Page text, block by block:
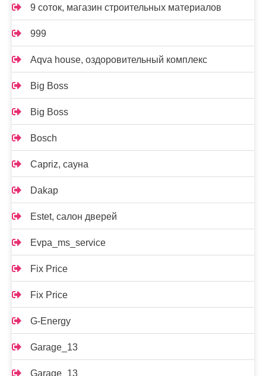
9 соток, магазин строительных материалов
999
Aqva house, оздоровительный комплекс
Big Boss
Big Boss
Bosch
Capriz, сауна
Dakap
Estet, салон дверей
Evpa_ms_service
Fix Price
Fix Price
G-Energy
Garage_13
Garage_13